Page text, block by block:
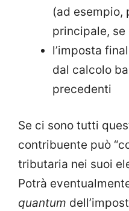
(ad esempio,
principale,
l’imposta
dal calcolo
precedenti
Se ci sono tutti
contribuente può
tributaria nei suoi
Potrà
quantum